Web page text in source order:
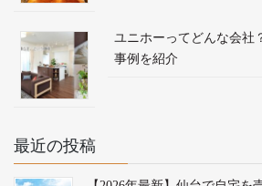
ユニホーってどんな会社
事例を紹介
最近の投稿